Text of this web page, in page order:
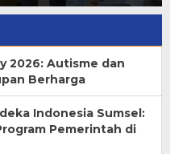
2026: Autisme dan
Berharga
Indonesia Sumsel:
Pemerintah di